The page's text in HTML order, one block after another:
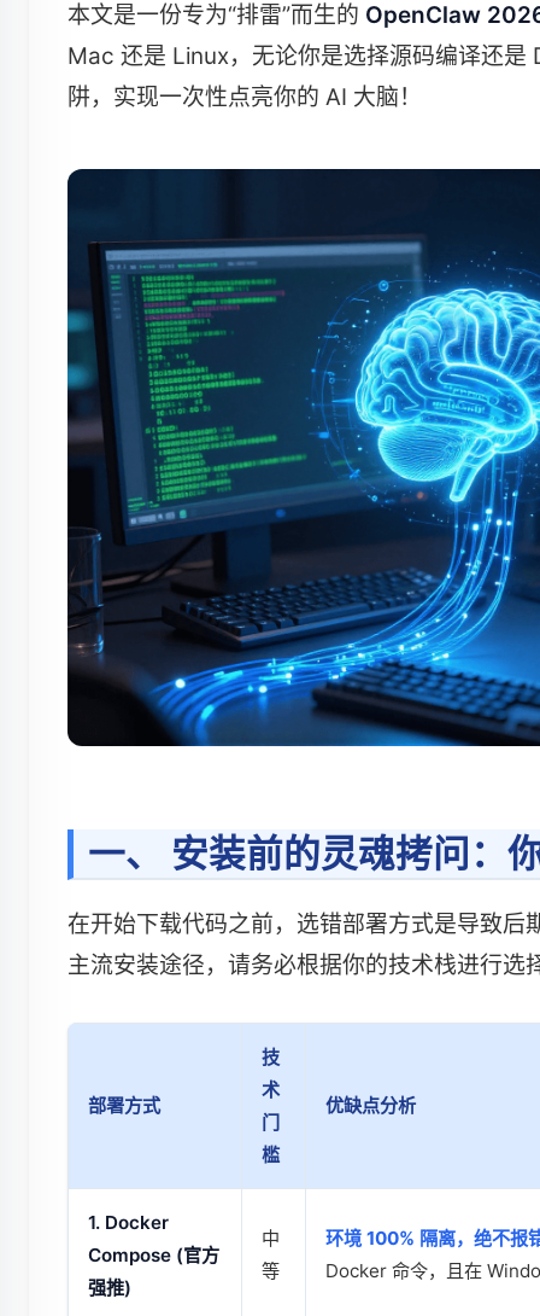
本文是一份专为“排雷”而生的 OpenClaw
Mac 还是 Linux，无论你是选择源码编译还
阱，实现一次性点亮你的 AI 大脑！
一、 安装前的灵魂拷问：
在开始下载代码之前，选错部署方式是导致
主流安装途径，请务必根据你的技术栈进行选
部署方式
技
术
门
槛
优缺点分析
1. Docker
Compose (官方
强推)
中
等
环境 100% 隔离，绝不报
Docker 命令，且在